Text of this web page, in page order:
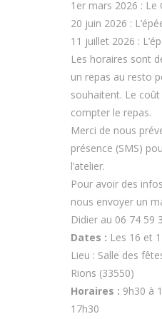
1er mars 2026 : Le
20 juin 2026 :
11 juillet 2026 :
Les horaires sont
un repas au resto
souhaitent. Le
compter le repas.
Merci de nous
présence (SMS)
l’atelier.
Pour avoir des
nous envoyer un
Didier au 06 74 59
Dates : Les 16 et
Lieu : Salle des
Rions (33550)
Horaires : 9h30 à
17h30